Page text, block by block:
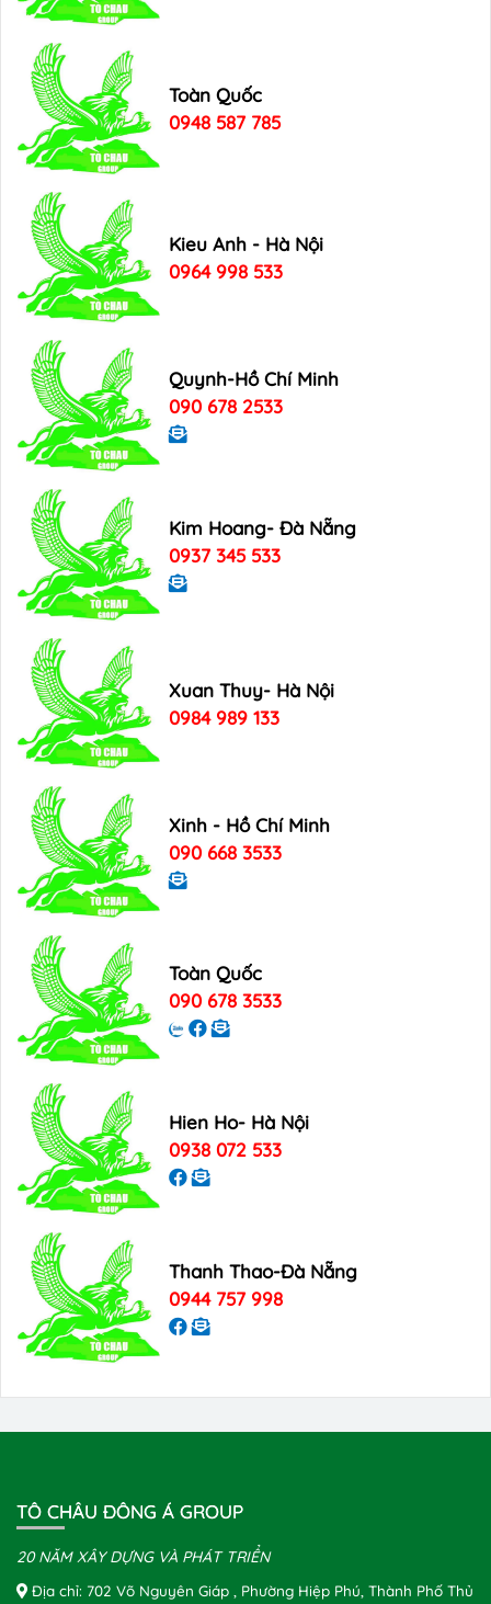
Toàn Quốc
0948 587 785
Kieu Anh - Hà Nội
0964 998 533
Quynh-Hồ Chí Minh
090 678 2533
Kim Hoang- Đà Nẵng
0937 345 533
Xuan Thuy- Hà Nội
0984 989 133
Xinh - Hồ Chí Minh
090 668 3533
Toàn Quốc
090 678 3533
Hien Ho- Hà Nội
0938 072 533
Thanh Thao-Đà Nẵng
0944 757 998
TÔ CHÂU ĐÔNG Á GROUP
20 NĂM XÂY DỰNG VÀ PHÁT TRIỂN
Địa chỉ: 702 Võ Nguyên Giáp , Phường Hiệp Phú, Thành Phố Thủ